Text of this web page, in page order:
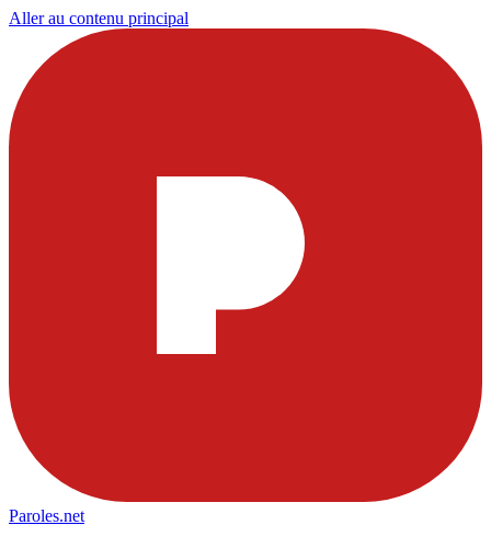
Aller au contenu principal
Paroles.net